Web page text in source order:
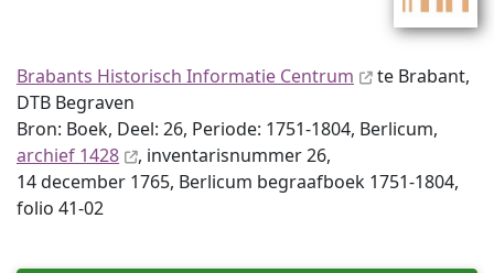
Brabants Historisch Informatie Centrum
te Brabant,
DTB Begraven
Bron: Boek, Deel: 26, Periode: 1751-1804, Berlicum,
archief 1428
, inventaris­num­mer 26,
14 december 1765, Berlicum begraafboek 1751-1804,
folio 41-02